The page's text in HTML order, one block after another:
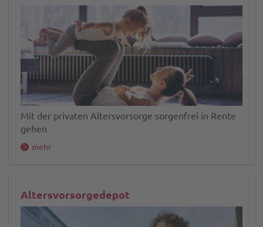
Mit der privaten Altersvorsorge sorgenfrei in Rente
gehen
mehr
Altersvorsorgedepot